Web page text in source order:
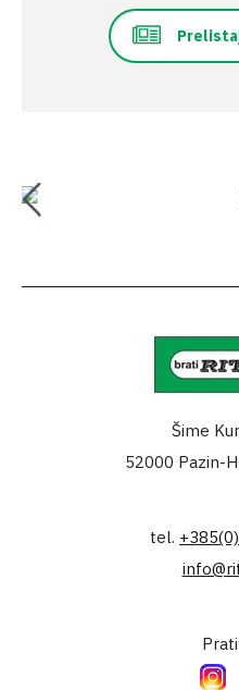
Šime
52000 Pazin-
tel.